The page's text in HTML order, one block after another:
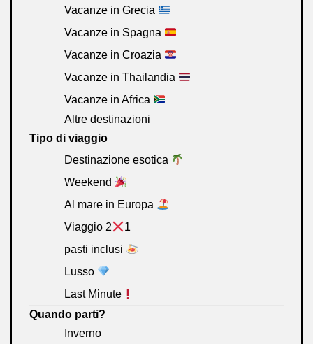
Vacanze in Grecia
Vacanze in Spagna
Vacanze in Croazia
Vacanze in Thailandia
Vacanze in Africa
Altre destinazioni
Tipo di viaggio
Destinazione esotica
Weekend
Al mare in Europa
Viaggio 2
1
pasti inclusi
Lusso
Last Minute
Quando parti?
Inverno